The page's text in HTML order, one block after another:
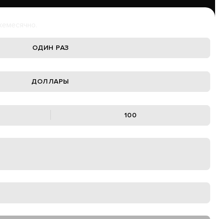
ОДИН РАЗ
ДОЛЛАРЫ
100